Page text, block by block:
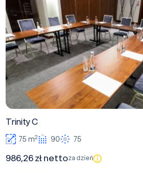
Trinity C
75 m2 90 75
986,26 zł nettoza dzień